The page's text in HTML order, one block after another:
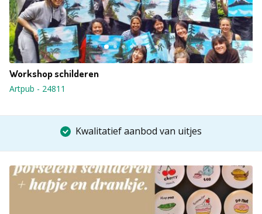
Workshop schilderen
Artpub - 24811
Kwalitatief aanbod van uitjes